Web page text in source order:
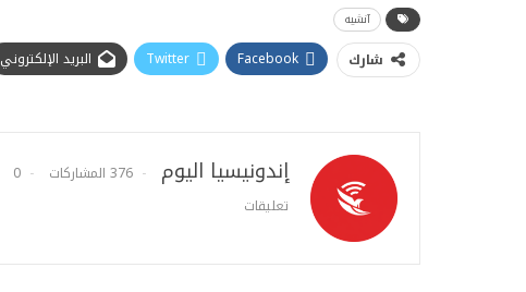
آنشيه
شارك Facebook
Twitter البريد الإلكتروني
إندونيسيا اليوم 376 المشاركات
0
تعليقات